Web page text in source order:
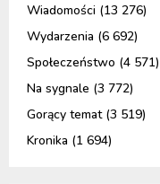
Wiadomości (13 276)
Wydarzenia (6 692)
Społeczeństwo (4 571)
Na sygnale (3 772)
Gorący temat(3 519)
Kronika (1 694)